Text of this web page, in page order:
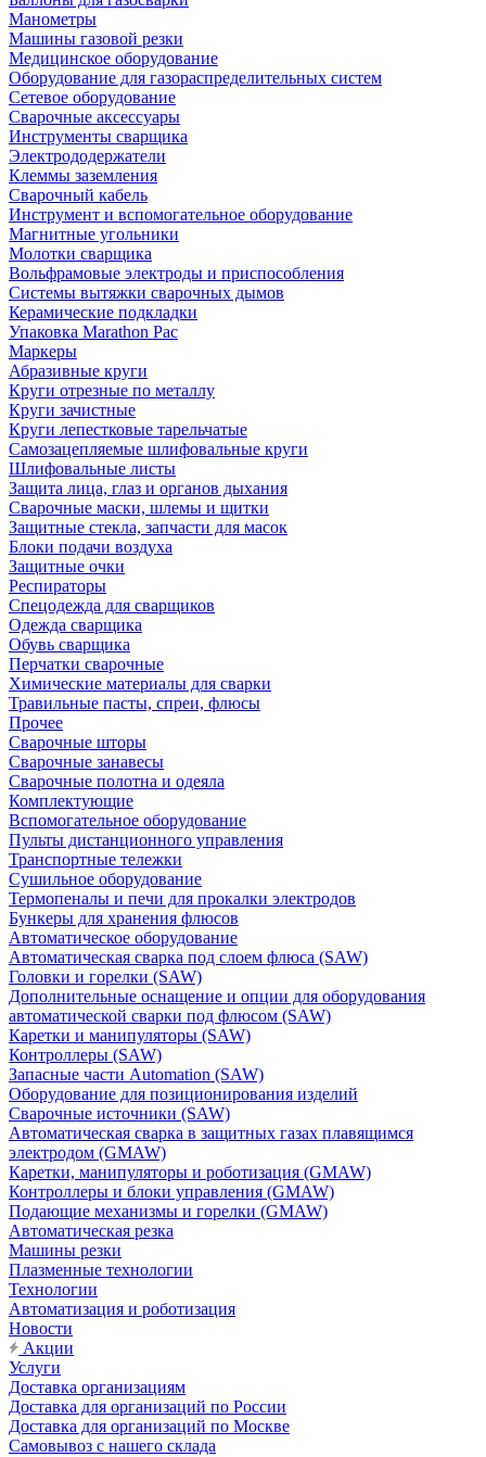
Манометры
Машины газовой резки
Медицинское оборудование
Оборудование для газораспределительных систем
Сетевое оборудование
Сварочные аксессуары
Инструменты сварщика
Электрододержатели
Клеммы заземления
Сварочный кабель
Инструмент и вспомогательное оборудование
Магнитные угольники
Молотки сварщика
Вольфрамовые электроды и приспособления
Системы вытяжки сварочных дымов
Керамические подкладки
Упаковка Marathon Pac
Маркеры
Абразивные круги
Круги отрезные по металлу
Круги зачистные
Круги лепестковые тарельчатые
Самозацепляемые шлифовальные круги
Шлифовальные листы
Защита лица, глаз и органов дыхания
Сварочные маски, шлемы и щитки
Защитные стекла, запчасти для масок
Блоки подачи воздуха
Защитные очки
Респираторы
Спецодежда для сварщиков
Одежда сварщика
Обувь сварщика
Перчатки сварочные
Химические материалы для сварки
Травильные пасты, спреи, флюсы
Прочее
Сварочные шторы
Сварочные занавесы
Сварочные полотна и одеяла
Комплектующие
Вспомогательное оборудование
Пульты дистанционного управления
Транспортные тележки
Сушильное оборудование
Термопеналы и печи для прокалки электродов
Бункеры для хранения флюсов
Автоматическое оборудование
Автоматическая сварка под слоем флюса (SAW)
Головки и горелки (SAW)
Дополнительные оснащение и опции для оборудования
автоматической сварки под флюсом (SAW)
Каретки и манипуляторы (SAW)
Контроллеры (SAW)
Запасные части Automation (SAW)
Оборудование для позиционирования изделий
Сварочные источники (SAW)
Автоматическая сварка в защитных газах плавящимся
электродом (GMAW)
Каретки, манипуляторы и роботизация (GMAW)
Контроллеры и блоки управления (GMAW)
Подающие механизмы и горелки (GMAW)
Автоматическая резка
Машины резки
Плазменные технологии
Технологии
Автоматизация и роботизация
Новости
Акции
Услуги
Доставка организациям
Доставка для организаций по России
Доставка для организаций по Москве
Самовывоз с нашего склада